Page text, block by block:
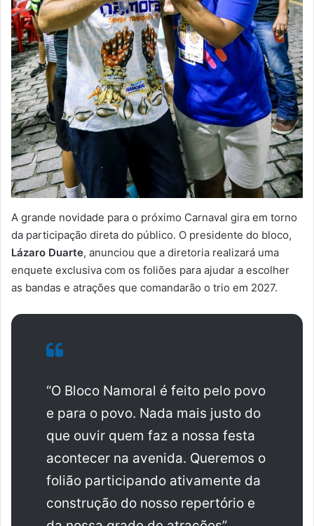
A grande novidade para o próximo Carnaval gira em torno
da participação direta do público. O presidente do bloco,
Lázaro Duarte, anunciou que a diretoria realizará uma
enquete exclusiva com os foliões para ajudar a escolher
as bandas e atrações que comandarão o trio em 2027.
“O Bloco Namoral é feito pelo povo
e para o povo. Nada mais justo do
que ouvir quem faz a nossa festa
acontecer na avenida. Queremos o
folião participando ativamente da
construção do nosso repertório e